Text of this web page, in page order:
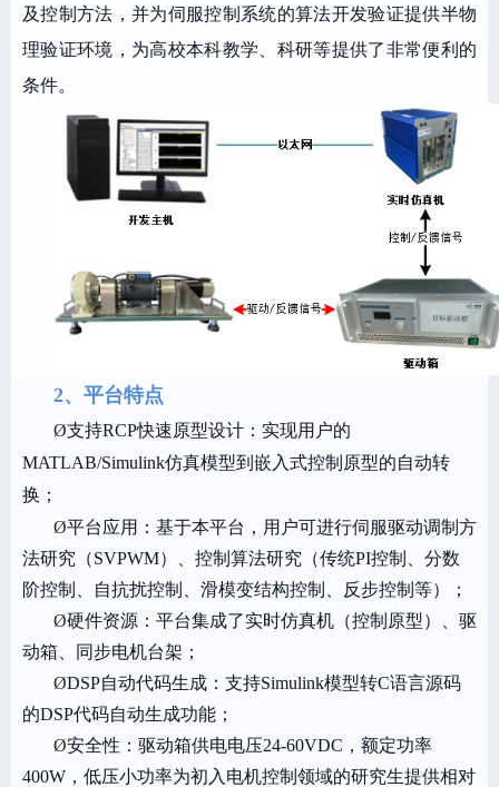
及控制方法，并为伺服控制系统的算法开发验证提供半物
理验证环境，为高校本科教学、科研等提供了非常便利的
条件。
2、平台特点
Ø支持RCP快速原型设计：实现用户的
MATLAB/Simulink仿真模型到嵌入式控制原型的自动转
换；
Ø平台应用：基于本平台，用户可进行伺服驱动调制方
法研究（SVPWM）、控制算法研究（传统PI控制、分数
阶控制、自抗扰控制、滑模变结构控制、反步控制等）；
Ø硬件资源：平台集成了实时仿真机（控制原型）、驱
动箱、同步电机台架；
ØDSP自动代码生成：支持Simulink模型转C语言源码
的DSP代码自动生成功能；
Ø安全性：驱动箱供电电压24-60VDC，额定功率
400W，低压小功率为初入电机控制领域的研究生提供相对